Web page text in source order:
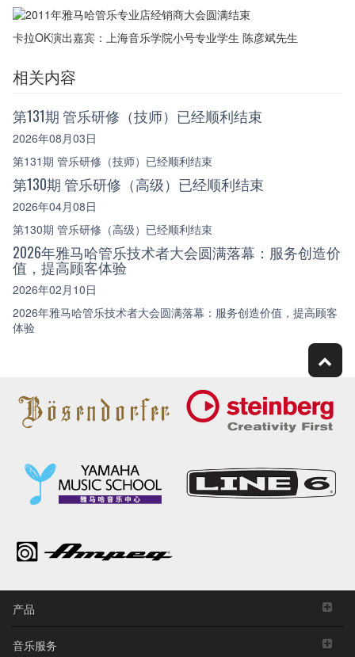
卡拉OK演出嘉宾：上海音乐学院小号专业学生 陈彦斌先生
相关内容
第131期 管乐研修（技师）已经顺利结束
2026年08月03日
第131期 管乐研修（技师）已经顺利结束
第130期 管乐研修（高级）已经顺利结束
2026年04月08日
第130期 管乐研修（高级）已经顺利结束
2026年雅马哈管乐技术者大会圆满落幕：服务创造价
值，提高顾客体验
2026年02月10日
2026年雅马哈管乐技术者大会圆满落幕：服务创造价值，提高顾客
体验
产品
音乐服务